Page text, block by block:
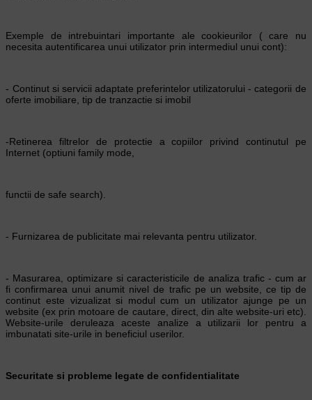
Exemple de intrebuintari importante ale cookieurilor ( care nu
necesita autentificarea unui utilizator prin intermediul unui cont):
- Continut si servicii adaptate preferintelor utilizatorului - categorii de
oferte imobiliare, tip de tranzactie si imobil
-Retinerea filtrelor de protectie a copiilor privind continutul pe
Internet (optiuni family mode,
functii de safe search).
- Furnizarea de publicitate mai relevanta pentru utilizator.
- Masurarea, optimizare si caracteristicile de analiza trafic - cum ar
fi confirmarea unui anumit nivel de trafic pe un website, ce tip de
continut este vizualizat si modul cum un utilizator ajunge pe un
website (ex prin motoare de cautare, direct, din alte website-uri etc).
Website-urile deruleaza aceste analize a utilizarii lor pentru a
imbunatati site-urile in beneficiul userilor.
Securitate si probleme legate de confidentialitate